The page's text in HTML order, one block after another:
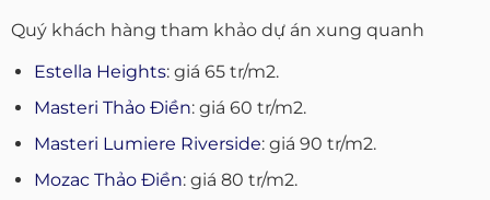
Quý khách hàng tham khảo dự án xung quanh
Estella Heights: giá 65 tr/m2.
Masteri Thảo Điền: giá 60 tr/m2.
Masteri Lumiere Riverside: giá 90 tr/m2.
Mozac Thảo Điền: giá 80 tr/m2.